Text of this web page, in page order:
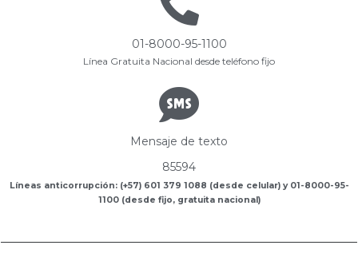
01-8000-95-1100
Línea Gratuita Nacional desde teléfono fijo
Mensaje de texto
85594
Líneas anticorrupción: (+57) 601 379 1088 (desde celular) y 01-8000-95-
1100 (desde fijo, gratuita nacional)